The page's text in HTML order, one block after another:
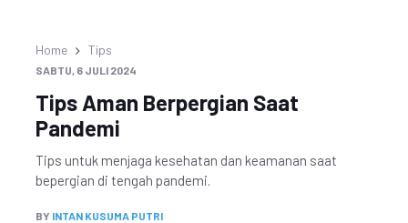
Home Tips
SABTU, 6 JULI 2024
Tips Aman Berpergian Saat
Pandemi
Tips untuk menjaga kesehatan dan keamanan saat
bepergian di tengah pandemi.
BY INTAN KUSUMA PUTRI